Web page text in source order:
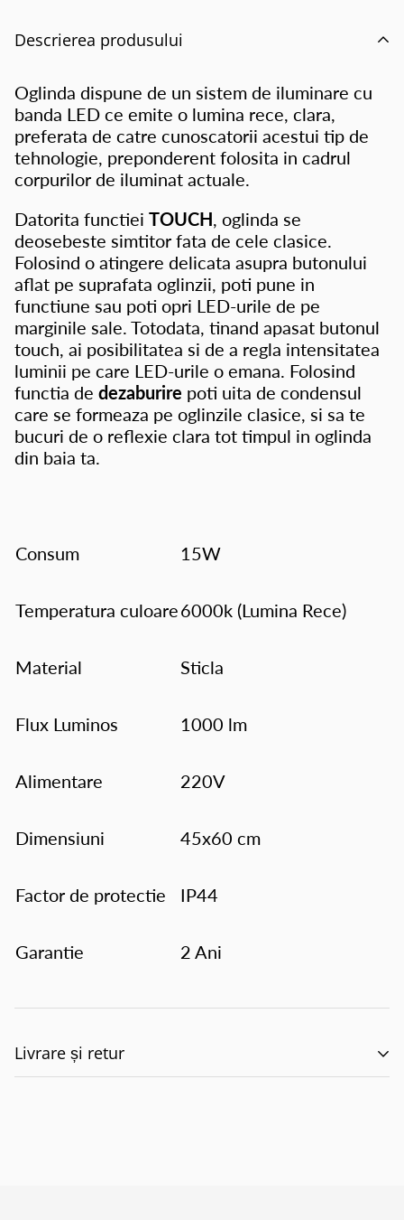
Descrierea produsului
Oglinda dispune de un sistem de iluminare cu
banda LED ce emite o lumina rece, clara,
preferata de catre cunoscatorii acestui tip de
tehnologie, preponderent folosita in cadrul
corpurilor de iluminat actuale.
Datorita functiei TOUCH, oglinda se
deosebeste simtitor fata de cele clasice.
Folosind o atingere delicata asupra butonului
aflat pe suprafata oglinzii, poti pune in
functiune sau poti opri LED-urile de pe
marginile sale. Totodata, tinand apasat butonul
touch, ai posibilitatea si de a regla intensitatea
luminii pe care LED-urile o emana. Folosind
functia de dezaburire poti uita de condensul
care se formeaza pe oglinzile clasice, si sa te
bucuri de o reflexie clara tot timpul in oglinda
din baia ta.
Consum 15W
Temperatura culoare6000k (Lumina Rece)
Material Sticla
Flux Luminos 1000 lm
Alimentare 220V
Dimensiuni 45x60 cm
Factor de protectie IP44
Garantie 2 Ani
Livrare și retur